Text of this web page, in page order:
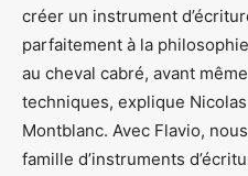
créer un instrument
parfaitement à la
au cheval cabré, avant
techniques, explique
Montblanc. Avec Flavio,
famille d’instruments